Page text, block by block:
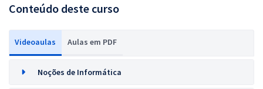
Conteúdo deste curso
Videoaulas Aulas em PDF
Noções de Informática